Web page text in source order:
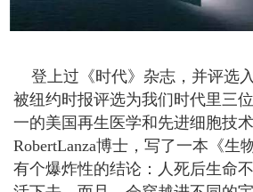
登上过《时代》杂志，并评选入
被纽约时报评选为我们时代里三
一的美国再生医学和先进细胞技
RobertLanza博士，写了一本《生
有个爆炸性的结论：人死后生命